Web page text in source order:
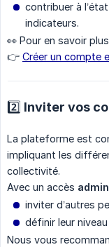
contribuer à
indicateurs.
👀 Pour en savoir
👉 Créer un compte
2️⃣ Inviter vos
La plateforme est
impliquant les
collectivité.
Avec un accès admin
inviter d’autres
définir leur niveau
Nous vous